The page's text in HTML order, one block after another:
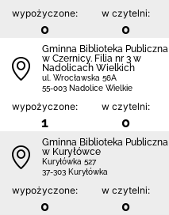
wypożyczone:
0
w czytelni:
0
Gminna Biblioteka Publiczna
w Czernicy. Filia nr 3 w
Nadolicach Wielkich
ul. Wrocławska 56A
55-003 Nadolice Wielkie
wypożyczone:
1
w czytelni:
0
Gminna Biblioteka Publiczna
w Kuryłówce
Kuryłówka 527
37-303 Kuryłówka
wypożyczone:
0
w czytelni:
0